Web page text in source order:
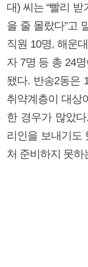
대) 씨는 “빨리
을 줄 몰랐다”고
직원 10명, 해운
자 7명 등 총 24
됐다. 반송2동은
취약계층이 대상
한 경우가 많았
리인을 보내기도
처 준비하지 못하